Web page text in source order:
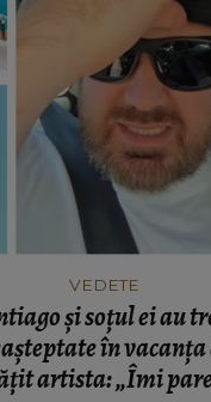
VEDETE
și soțul ei au
în
artista: „Îmi